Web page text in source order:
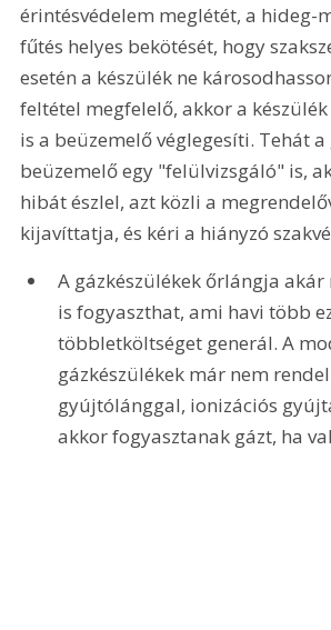
érintésvédelem meglétét, a hideg-
fűtés helyes bekötését, hogy
esetén a készülék ne
feltétel megfelelő, akkor a
is a beüzemelő véglegesíti. Tehát
beüzemelő egy "felülvizsgáló" is,
hibát észlel, azt közli a
kijavíttatja, és kéri a hiányzó
A gázkészülékek őrlángja
is fogyaszthat, ami havi több
többletköltséget generál. A
gázkészülékek már nem
gyújtólánggal, ionizációs
akkor fogyasztanak gázt, ha